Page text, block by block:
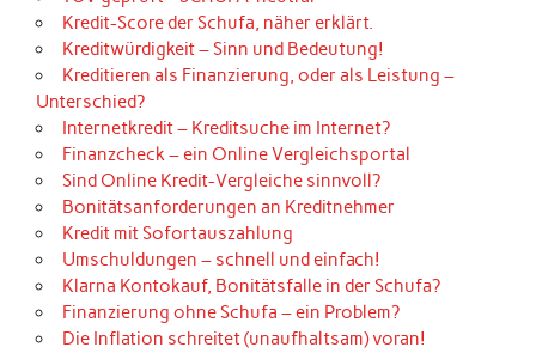
Kredit-Score der Schufa, näher erklärt.
Kreditwürdigkeit – Sinn und Bedeutung!
Kreditieren als Finanzierung, oder als Leistung –
Unterschied?
Internetkredit – Kreditsuche im Internet?
Finanzcheck – ein Online Vergleichsportal
Sind Online Kredit-Vergleiche sinnvoll?
Bonitätsanforderungen an Kreditnehmer
Kredit mit Sofortauszahlung
Umschuldungen – schnell und einfach!
Klarna Kontokauf, Bonitätsfalle in der Schufa?
Finanzierung ohne Schufa – ein Problem?
Die Inflation schreitet (unaufhaltsam) voran!